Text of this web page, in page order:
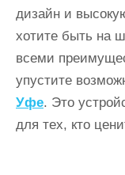
дизайн и
хотите быть на
всеми
упустите
Уфе. Это
для тех, кто